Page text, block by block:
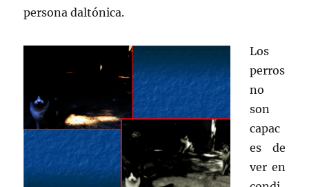
persona daltónica.
Los
perros
no
son
capac
es de
ver en